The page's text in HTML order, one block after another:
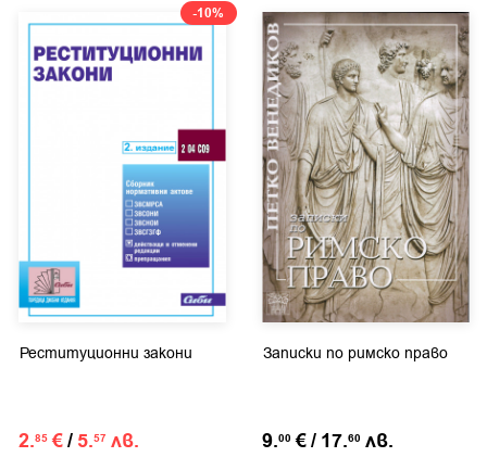
-10%
Реституционни закони
2.85 €/ 5.57 лв.
Записки по римско право
9.00 €/ 17.60 лв.